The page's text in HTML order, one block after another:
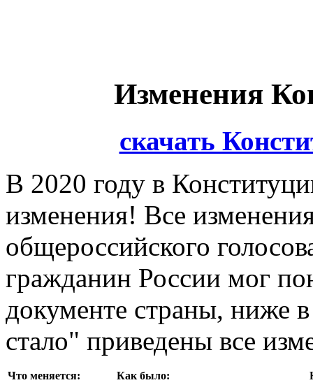
Изменения
скачать
В 2020 году в
изменения! Все
общероссийского
гражданин России мог
документе страны, ниже
стало" приведены все
Что меняется: Как было: